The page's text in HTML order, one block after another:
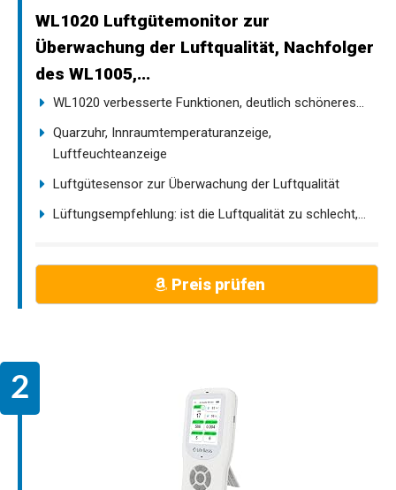
WL1020 Luftgütemonitor zur
Überwachung der Luftqualität, Nachfolger
des WL1005,...
WL1020 verbesserte Funktionen, deutlich schöneres...
Quarzuhr, Innraumtemperaturanzeige,
Luftfeuchteanzeige
Luftgütesensor zur Überwachung der Luftqualität
Lüftungsempfehlung: ist die Luftqualität zu schlecht,...
Preis prüfen